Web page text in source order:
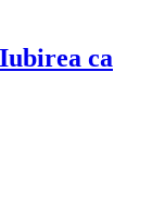
ca